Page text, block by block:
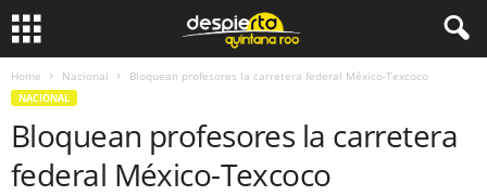
Home Nacional Bloquean profesores la carretera federal México-Texcoco
NACIONAL
Bloquean profesores la carretera
federal México-Texcoco